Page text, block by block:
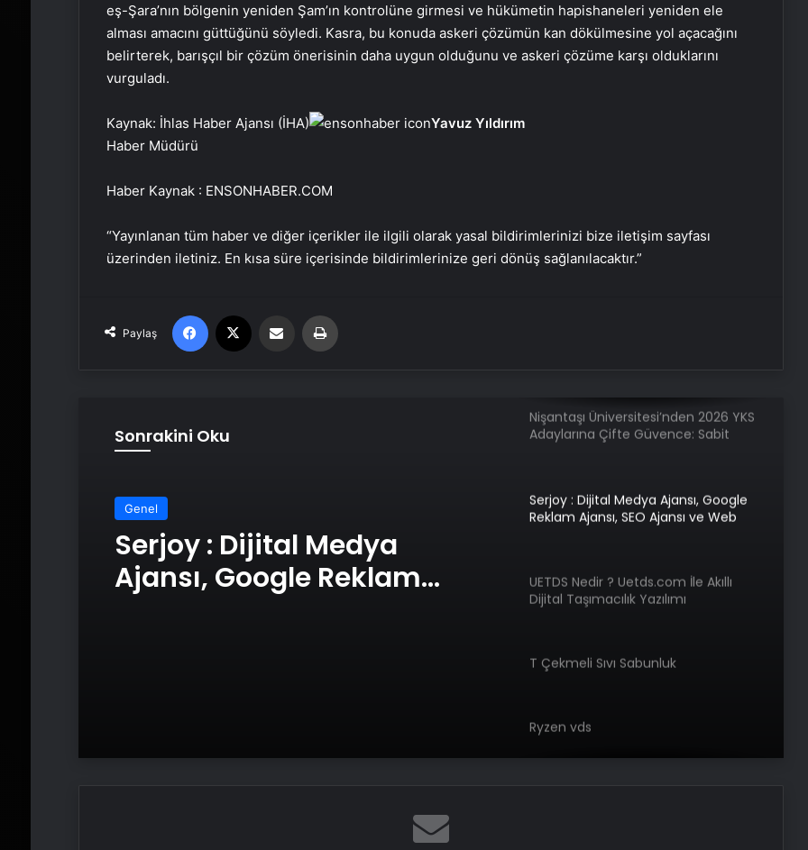
eş-Şara’nın bölgenin yeniden Şam’ın kontrolüne girmesi ve hükümetin hapishaneleri yeniden ele
alması amacını güttüğünü söyledi. Kasra, bu konuda askeri çözümün kan dökülmesine yol açacağını
belirterek, barışçıl bir çözüm önerisinin daha uygun olduğunu ve askeri çözüme karşı olduklarını
vurguladı.
Kaynak: İhlas Haber Ajansı (İHA)
Yavuz Yıldırım
Haber Müdürü
Haber Kaynak : ENSONHABER.COM
“Yayınlanan tüm haber ve diğer içerikler ile ilgili olarak yasal bildirimlerinizi bize iletişim sayfası
üzerinden iletiniz. En kısa süre içerisinde bildirimlerinize geri dönüş sağlanılacaktır.”
Paylaş
Facebook Email'den paylaş
Sonrakini Oku
Genel
Serjoy : Dijital Medya
Ajansı, Google Reklam
Bigo Elmas Bayi – Güvenli, Hızlı ve
Uygun Fiyatlı Elmas Satın Almanın
Yeni Adresi
Prens Selman, konuğu Donald
Trump’ı golf arabasıyla yemeğe
Nişantaşı Üniversitesi’nden 2026 YKS
Adaylarına Çifte Güvence: Sabit
Serjoy : Dijital Medya Ajansı, Google
Reklam Ajansı, SEO Ajansı ve Web
UETDS Nedir ? Uetds.com İle Akıllı
Dijital Taşımacılık Yazılımı
T Çekmeli Sıvı Sabunluk
Ryzen vds